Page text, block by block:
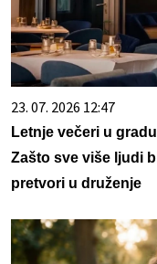
23. 07. 2026 12:47
Letnje večeri u
Zašto sve više ljudi
pretvori u druženje